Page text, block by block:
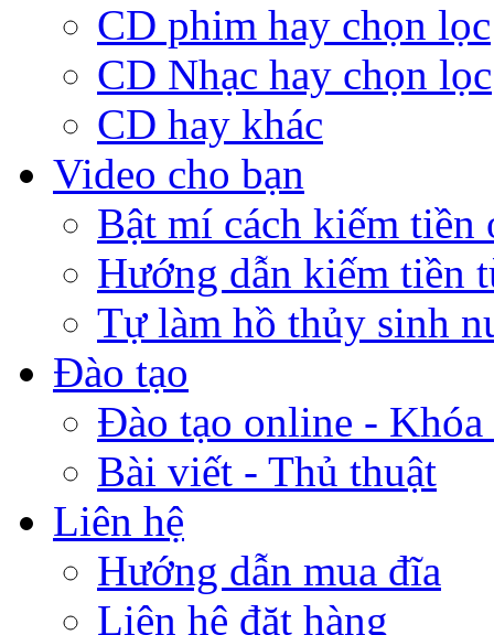
CD phim hay chọn lọc
CD Nhạc hay chọn lọc
CD hay khác
Video cho bạn
Bật mí cách kiếm tiền
Hướng dẫn kiếm tiền
Tự làm hồ thủy sinh
Đào tạo
Đào tạo online -
Bài viết - Thủ thuật
Liên hệ
Hướng dẫn mua đĩa
Liên hệ đặt hàng